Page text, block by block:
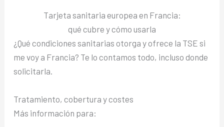
Tarjeta sanitaria europea en Francia:
qué cubre y cómo usarla
¿Qué condiciones sanitarias otorga y ofrece la TSE si
me voy a Francia? Te lo contamos todo, incluso donde
solicitarla.
Tratamiento, cobertura y costes
Más información para: